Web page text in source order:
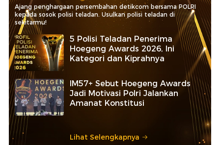
Ajang penghargaan persembahan detikcom bersama POLRI
kepada sosok polisi teladan. Usulkan polisi teladan di
sekitarmu!
5 Polisi Teladan Penerima
Hoegeng Awards 2026, Ini
Kategori dan Kiprahnya
IM57+ Sebut Hoegeng Awards
Jadi Motivasi Polri Jalankan
Amanat Konstitusi
Lihat Selengkapnya